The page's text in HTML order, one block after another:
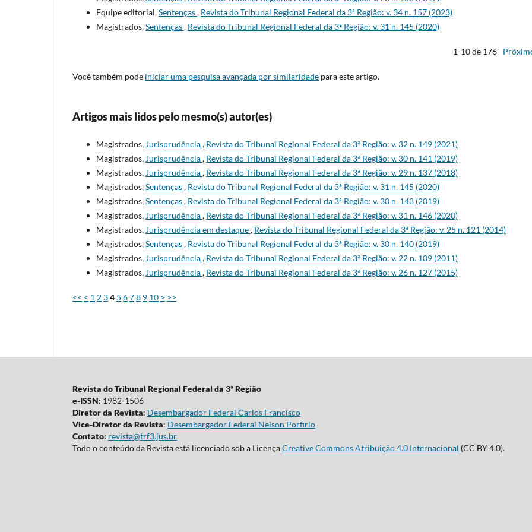
Equipe editorial,Sentenças, Revista do Tribunal Regional Federal da 3ª Região: v. 34 n. 157 (2023)
Magistrados,Sentenças, Revista do Tribunal Regional Federal da 3ª Região: v. 31 n. 145 (2020)
1-10 de 176
Você também pode iniciar uma pesquisa avançada por similaridade para este artigo.
Artigos mais lidos pelo mesmo(s) autor(es)
Magistrados, Jurisprudência, Revista do Tribunal Regional Federal da 3ª Região: v. 32 n. 149 (2021)
Magistrados, Jurisprudência, Revista do Tribunal Regional Federal da 3ª Região: v. 30 n. 141 (2019)
Magistrados, Jurisprudência, Revista do Tribunal Regional Federal da 3ª Região: v. 29 n. 137 (2018)
Magistrados,Sentenças, Revista do Tribunal Regional Federal da 3ª Região: v. 31 n. 145 (2020)
Magistrados,Sentenças, Revista do Tribunal Regional Federal da 3ª Região: v. 30 n. 143 (2019)
Magistrados, Jurisprudência, Revista do Tribunal Regional Federal da 3ª Região: v. 31 n. 146 (2020)
Magistrados, Jurisprudência em destaque, Revista do Tribunal Regional Federal da 3ª Região: v. 25 n. 121 (2014)
Magistrados,Sentenças, Revista do Tribunal Regional Federal da 3ª Região: v. 30 n. 140 (2019)
Magistrados, Jurisprudência, Revista do Tribunal Regional Federal da 3ª Região: v. 22 n. 109 (2011)
Magistrados, Jurisprudência, Revista do Tribunal Regional Federal da 3ª Região: v. 26 n. 127 (2015)
<< < 1 2 34 5 678 9 10 > >>
Revista do Tribunal Regional Federal da 3ª Região
e-ISSN: 1982-1506
Diretor da Revista: Desembargador Federal Carlos Francisco
Vice-Diretor da Revista: Desembargador Federal Nelson Porfirio
Contato: revista@trf3.jus.br
Todo o conteúdo da Revista está licenciado sob a LicençaCreative Commons Atribuição 4.0 Internacional (CC BY 4.0).